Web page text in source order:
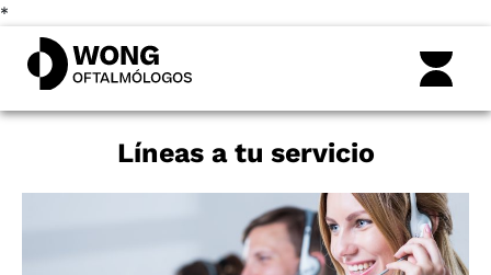
*
Líneas a tu servicio